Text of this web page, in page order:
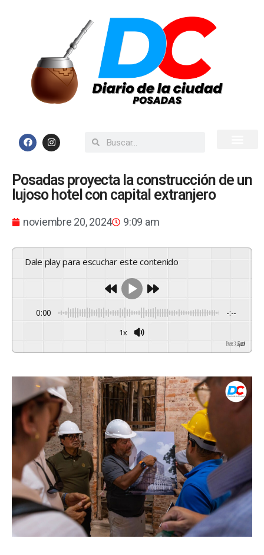
Posadas proyecta la construcción de un
lujoso hotel con capital extranjero
noviembre 20, 2024 9:09 am
Dale play para escuchar este contenido
0:00 -:--
1x
GSpeech